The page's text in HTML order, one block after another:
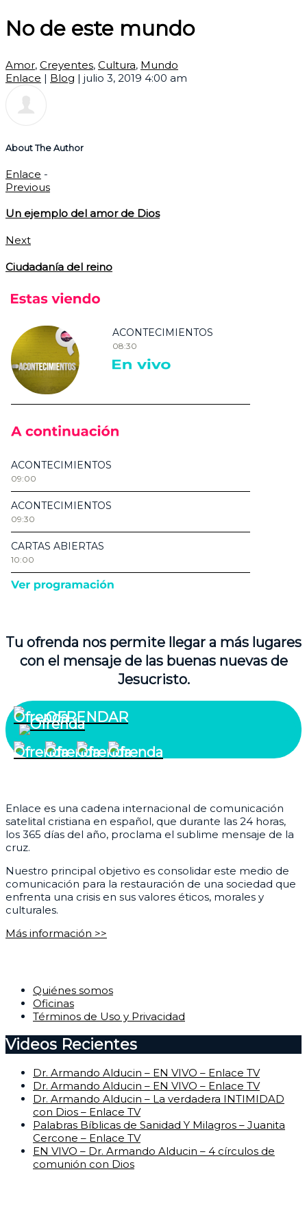
No de este mundo
Amor, Creyentes, Cultura, Mundo
Enlace | Blog | julio 3, 2019 4:00 am
About The Author
Enlace -
Previous
Un ejemplo del amor de Dios
Next
Ciudadanía del reino
Tu ofrenda nos permite llegar a más lugares
con el mensaje de las buenas nuevas de
Jesucristo.
OFRENDAR
Enlace es una cadena internacional de comunicación
satelital cristiana en español, que durante las 24 horas,
los 365 días del año, proclama el sublime mensaje de la
cruz.
Nuestro principal objetivo es consolidar este medio de
comunicación para la restauración de una sociedad que
enfrenta una crisis en sus valores éticos, morales y
culturales.
Más información >>
Quiénes somos
Oficinas
Términos de Uso y Privacidad
Videos Recientes
Dr. Armando Alducin – EN VIVO – Enlace TV
Dr. Armando Alducin – EN VIVO – Enlace TV
Dr. Armando Alducin – La verdadera INTIMIDAD
con Dios – Enlace TV
Palabras Bíblicas de Sanidad Y Milagros – Juanita
Cercone – Enlace TV
EN VIVO – Dr. Armando Alducin – 4 círculos de
comunión con Dios